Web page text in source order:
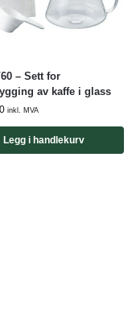
– Sett for
av kaffe i glass
inkl. MVA
Legg i handlekurv